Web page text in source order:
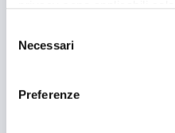
modificare o revocare il
momento dalla
delNecessari
Preferenze
Spedire un pacco
protegge da eventuali
o smarrimento. Per